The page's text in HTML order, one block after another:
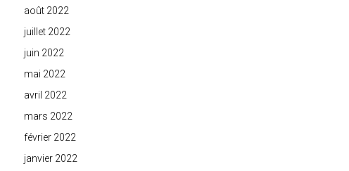
août 2022
juillet 2022
juin 2022
mai 2022
avril 2022
mars 2022
février 2022
janvier 2022